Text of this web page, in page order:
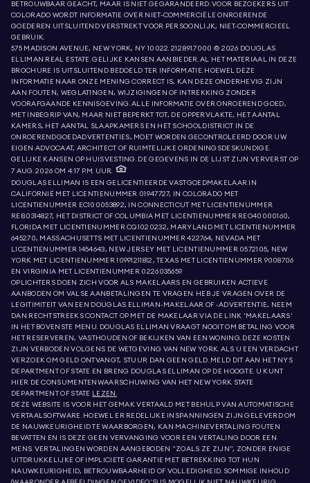
BETROUWBAAR GEACHT, MAAR IS NIET GEGARANDEERD. VOOR BEZOEKERS UIT
COLORADO WORDT INFORMATIE OVER NIET-COMMERCIËLE ONROERENDE
GOEDEREN UITSLUITEND VERSTREKT VOOR PERSOONLIJK, NIET-COMMERCIEEL
GEBRUIK.
575 MADISON AVENUE, NEW YORK, NY 10022.212.891.7000 © 2026 DOUGLAS
ELLIMAN REAL ESTATE. GELIJKE KANSEN AANBIEDER. AL HET MATERIAAL IN DEZE
BROCHURE IS UITSLUITEND BEDOELD TER INFORMATIE. HOEWEL DEZE
INFORMATIE NAAR ONZE MENING CORRECT IS, KAN DEZE ONDERHEVIG ZIJN
AAN FOUTEN, WEGLATINGEN, WIJZIGINGEN OF INTREKKING ZONDER
VOORAFGAANDE KENNISGEVING. ALLE INFORMATIE OVER ONROEREND GOED,
MET INBEGRIP VAN, MAAR NIET BEPERKT TOT, DE OPPERVLAKTE, HET AANTAL
KAMERS, HET AANTAL SLAAPKAMERS EN HET SCHOOLDISTRICT IN DE
ONROERENDGOEDADVERTENTIES, MOET WORDEN GECONTROLEERD DOOR UW
EIGEN ADVOCAAT, ARCHITECT OF RUIMTELIJKE ORDENINGSDESKUNDIGE.
GELIJKE KANSEN OP HUISVESTING. DE GEGEVENS IN DE LIJST ZIJN VERVERST OP
7 AUG. 2026 OM 4:17 P.M. UUR.
DOUGLAS ELLIMAN IS EEN GELICENTIEERDE VASTGOEDMAKELAAR IN
CALIFORNIË MET LICENTIENUMMER 01947727, IN COLORADO MET
LICENTIENUMMER EC100053892, IN CONNECTICUT MET LICENTIENUMMER
REB.0314827, HET DISTRICT OF COLUMBIA MET LICENTIENUMMER REO40000160,
FLORIDA MET LICENTIENUMMER CQ1020232, MARYLAND MET LICENTIENUMMER
645270, MASSACHUSETTS MET LICENTIENUMMER 422764, NEVADA MET
LICENTIENUMMER 1454643, NEW JERSEY MET LICENTIENUMMER 0572105, NEW
YORK MET LICENTIENUMMER 10991211812, TEXAS MET LICENTIENUMMER 9008706
EN VIRGINIA MET LICENTIENUMMER 0226035659.
OPLICHTERS DOEN ZICH VOOR ALS MAKELAARS EN GEBRUIKEN ACTIEVE
AANBODEN OM VALSE AANBETALINGEN TE VRAGEN. HEB JE VRAGEN OVER DE
LEGITIMITEIT VAN EEN DOUGLAS ELLIMAN-MAKELAAR OF -ADVERTENTIE, NEEM
DAN RECHTSTREEKS CONTACT OP MET DE MAKELAAR VIA DE LINK 'MAKELAARS'
IN HET BOVENSTE MENU. DOUGLAS ELLIMAN VRAAGT NOOIT OM BETALING VOOR
HET RESERVEREN, VASTHOUDEN OF BEKIJKEN VAN EEN WONING. DEZE KOSTEN
ZIJN VERBODEN VOLGENS DE WETGEVING VAN NEW YORK. ALS U EEN VERDACHT
VERZOEK OM GELD ONTVANGT, STUUR DAN GEEN GELD. MELD DIT AAN HET NYS
DEPARTMENT OF STATE EN BRENG DOUGLAS ELLIMAN OP DE HOOGTE. U KUNT
HIER DE CONSUMENTENWAARSCHUWING VAN HET NEW YORK STATE
DEPARTMENT OF STATE LEZEN.
DEZE WEBSITE IS VOOR HET GEMAK VERTAALD MET BEHULP VAN AUTOMATISCHE
VERTAALSOFTWARE. HOEWEL ER REDELIJKE INSPANNINGEN ZIJN GELEVERD OM
DE NAUWKEURIGHEID TE WAARBORGEN, KAN MACHINEVERTALING FOUTEN
BEVATTEN EN IS DEZE GEEN VERVANGING VOOR EEN VERTALING DOOR EEN
MENS. VERTALINGEN WORDEN AANGEBODEN "ZOALS ZE ZIJN", ZONDER ENIGE
UITDRUKKELIJKE OF IMPLICIETE GARANTIE MET BETREKKING TOT HUN
NAUWKEURIGHEID, BETROUWBAARHEID OF VOLLEDIGHEID. SOMMIGE INHOUD